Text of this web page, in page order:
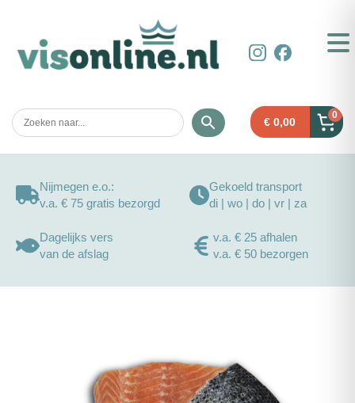
€ 0,00
0
Nijmegen e.o.:
v.a. € 75 gratis bezorgd
Gekoeld transport
di | wo | do | vr | za
Dagelijks vers
van de afslag
v.a. € 25 afhalen
v.a. € 50 bezorgen